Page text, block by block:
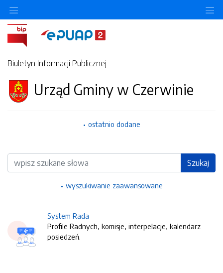
Biuletyn Informacji Publicznej
Urząd Gminy w Czerwinie
ostatnio dodane
Wyszukiwarka Szukaj
wyszukiwanie zaawansowane
System Rada
Profile Radnych, komisje, interpelacje, kalendarz
posiedzeń.